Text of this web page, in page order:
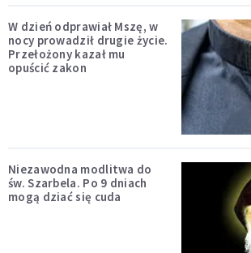
W dzień odprawiał Mszę, w
nocy prowadził drugie życie.
Przełożony kazał mu
opuścić zakon
Niezawodna modlitwa do
św. Szarbela. Po 9 dniach
mogą dziać się cuda